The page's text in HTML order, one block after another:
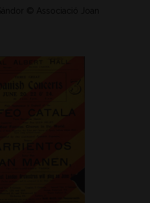
© Associació Joan